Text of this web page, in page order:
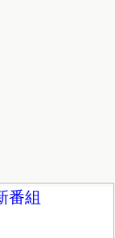
番組